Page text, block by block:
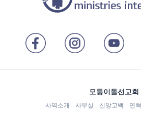
모퉁이돌선교회
사역소개 사무실 신앙고백 연혁